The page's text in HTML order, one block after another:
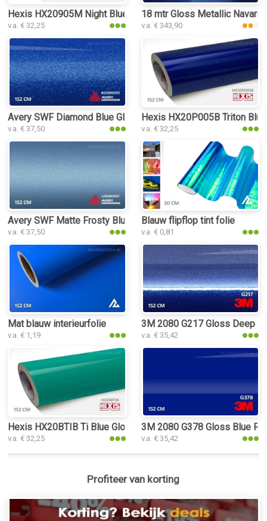
Hexis HX20905M Night Blue Metal Matt interieurfolie
v.a. € 32,25
18 mtr Gloss Metallic
v.a. € 343,90
Avery SWF Diamond Blue Gloss interieurfolie
v.a. € 37,50
Hexis HX20P005B Triton
v.a. € 32,25
Avery SWF Matte Frosty Blue Metallic interieurfolie
v.a. € 37,50
Blauw flipflop tint folie
v.a. € 0,81
Mat blauw interieurfolie
v.a. € 1,19
3M 2080 G217 Gloss Deep
v.a. € 35,42
Hexis HX20BTIB Ti Blue Gloss interieurfolie
v.a. € 32,25
3M 2080 G378 Gloss Blue
v.a. € 35,42
Profiteer van korting